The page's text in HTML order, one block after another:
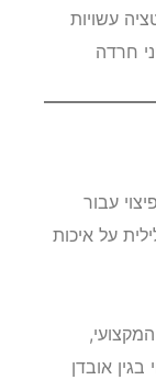
עשויות
חרדה
עבור
על איכות
אובדן